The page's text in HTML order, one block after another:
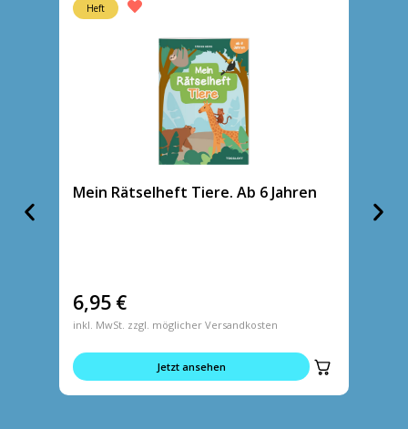
Heft
Mein Rätselheft Tiere. Ab 6 Jahren
6,95 €
inkl. MwSt. zzgl. möglicher Versandkosten
Jetzt ansehen